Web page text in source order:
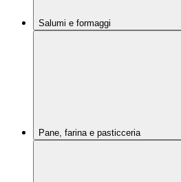
Salumi e formaggi
Pane, farina e pasticceria